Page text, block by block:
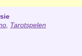
Tarotspelen